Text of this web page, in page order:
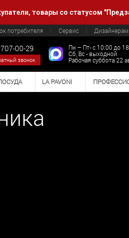
товары со статусом
потребителя Сервис Дизайнерам
00-29
звонок
Пн – Пт- с 10:00 до
Сб, Вс - выходной
Рабочая суббота 22
LA PAVONI